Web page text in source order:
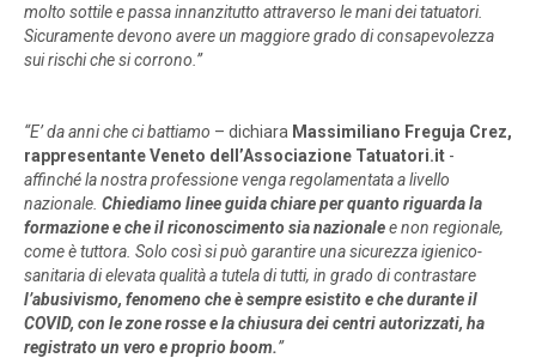
molto sottile e passa innanzitutto attraverso le mani dei tatuatori.
Sicuramente devono avere un maggiore grado di consapevolezza
sui rischi che si corrono.”
“E’ da anni che ci battiamo – dichiara Massimiliano Freguja Crez,
rappresentante Veneto dell’Associazione Tatuatori.it -
affinché la nostra professione venga regolamentata a livello
nazionale. Chiediamo linee guida chiare per quanto riguarda la
formazione e che il riconoscimento sia nazionalee non regionale,
come è tuttora. Solo così si può garantire una sicurezza igienico-
sanitaria di elevata qualità a tutela di tutti, in grado di contrastare
l’abusivismo, fenomeno che è sempre esistito e che durante il
COVID, con le zone rosse e la chiusura dei centri autorizzati, ha
registrato un vero e proprio boom.”